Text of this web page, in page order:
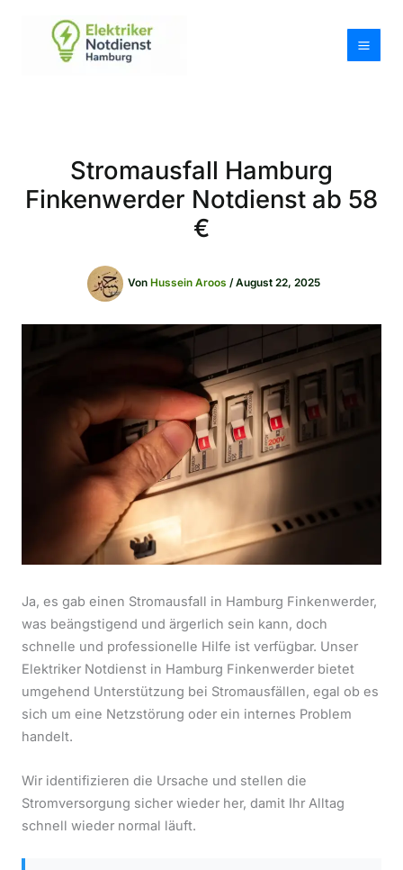
Stromausfall Hamburg
Finkenwerder Notdienst ab 58
€
Von Hussein Aroos /August 22, 2025
Ja, es gab einen Stromausfall in Hamburg Finkenwerder,
was beängstigend und ärgerlich sein kann, doch
schnelle und professionelle Hilfe ist verfügbar. Unser
Elektriker Notdienst in Hamburg Finkenwerder bietet
umgehend Unterstützung bei Stromausfällen, egal ob es
sich um eine Netzstörung oder ein internes Problem
handelt.
Wir identifizieren die Ursache und stellen die
Stromversorgung sicher wieder her, damit Ihr Alltag
schnell wieder normal läuft.